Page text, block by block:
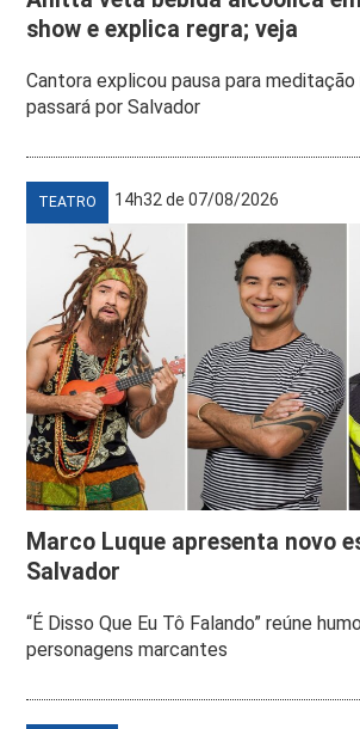
show e explica regra; veja
Cantora explicou pausa para meditação
passará por Salvador
TEATRO 14h32 de 07/08/2026
Marco Luque apresenta novo
Salvador
“É Disso Que Eu Tô Falando” reúne
personagens marcantes